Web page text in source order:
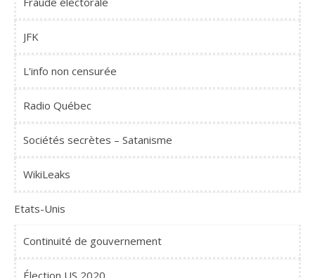
JFK
L'info non censurée
Radio Québec
Sociétés secrètes – Satanisme
WikiLeaks
Etats-Unis
Continuité de gouvernement